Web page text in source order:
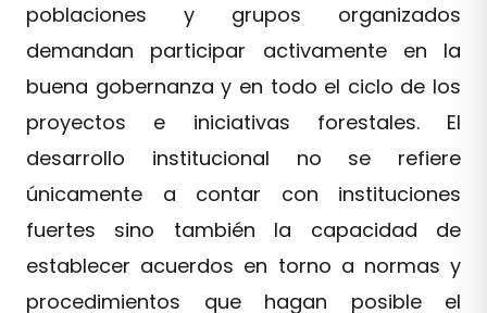
poblaciones y grupos organizados
demandan participar activamente en la
buena gobernanza y en todo el ciclo de los
proyectos e iniciativas forestales. El
desarrollo institucional no se refiere
únicamente a contar con instituciones
fuertes sino también la capacidad de
establecer acuerdos en torno a normas y
procedimientos que hagan posible el